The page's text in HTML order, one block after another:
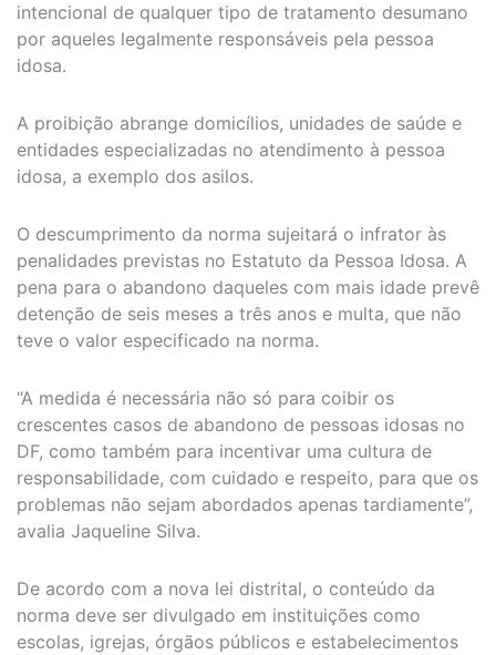
intencional de qualquer tipo de tratamento desumano
por aqueles legalmente responsáveis pela pessoa
idosa.
A proibição abrange domicílios, unidades de saúde e
entidades especializadas no atendimento à pessoa
idosa, a exemplo dos asilos.
O descumprimento da norma sujeitará o infrator às
penalidades previstas no Estatuto da Pessoa Idosa. A
pena para o abandono daqueles com mais idade prevê
detenção de seis meses a três anos e multa, que não
teve o valor especificado na norma.
“A medida é necessária não só para coibir os
crescentes casos de abandono de pessoas idosas no
DF, como também para incentivar uma cultura de
responsabilidade, com cuidado e respeito, para que os
problemas não sejam abordados apenas tardiamente”,
avalia Jaqueline Silva.
De acordo com a nova lei distrital, o conteúdo da
norma deve ser divulgado em instituições como
escolas, igrejas, órgãos públicos e estabelecimentos